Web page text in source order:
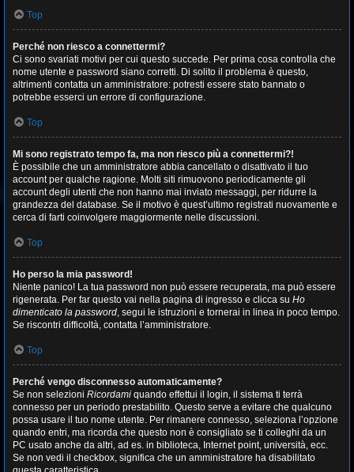
Top
Perché non riesco a connettermi?
Ci sono svariati motivi per cui questo succede. Per prima cosa controlla che
nome utente e password siano corretti. Di solito il problema è questo,
altrimenti contatta un amministratore: potresti essere stato bannato o
potrebbe esserci un errore di configurazione.
Top
Mi sono registrato tempo fa, ma non riesco più a connettermi?!
È possibile che un amministratore abbia cancellato o disattivato il tuo
account per qualche ragione. Molti siti rimuovono periodicamente gli
account degli utenti che non hanno mai inviato messaggi, per ridurre la
grandezza del database. Se il motivo è quest’ultimo registrati nuovamente e
cerca di farti coinvolgere maggiormente nelle discussioni.
Top
Ho perso la mia password!
Niente panico! La tua password non può essere recuperata, ma può essere
rigenerata. Per far questo vai nella pagina di ingresso e clicca su Ho
dimenticato la password, segui le istruzioni e tornerai in linea in poco tempo.
Se riscontri difficoltà, contatta l’amministratore.
Top
Perché vengo disconnesso automaticamente?
Se non selezioni Ricordami quando effettui il login, il sistema ti terrà
connesso per un periodo prestabilito. Questo serve a evitare che qualcuno
possa usare il tuo nome utente. Per rimanere connesso, seleziona l’opzione
quando entri, ma ricorda che questo non è consigliato se ti colleghi da un
PC usato anche da altri, ad es. in biblioteca, Internet point, università, ecc.
Se non vedi il checkbox, significa che un amministratore ha disabilitato